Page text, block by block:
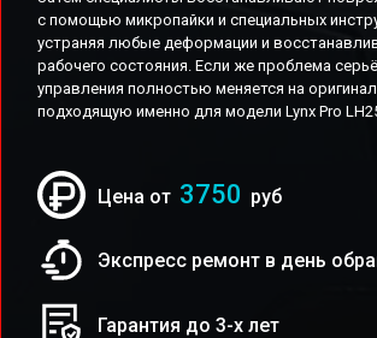
с помощью микропайки и специальных
устраняя любые деформации и
рабочего состояния. Если же проблема
управления полностью меняется на
подходящую именно для модели Lynx Pro
Цена от 3750 руб
Экспресс ремонт в день
Гарантия до 3-х лет